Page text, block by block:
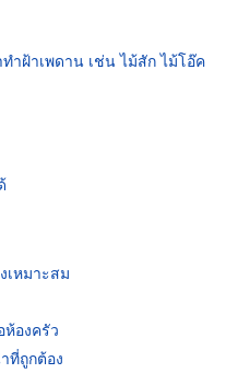
ฝ้าเพดาน เช่น ไม้สัก ไม้โอ๊ค
หมาะสม
องครัว
ที่ถูกต้อง